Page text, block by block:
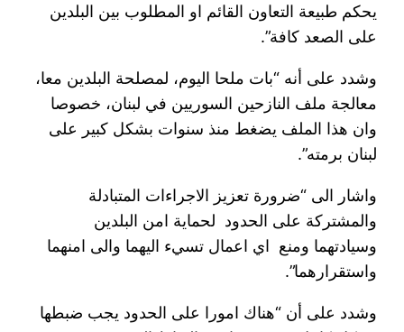
يحكم طبيعة التعاون القائم او المطلوب بين البلدين
على الصعد كافة”.
وشدد على أنه “بات ملحا اليوم، لمصلحة البلدين معا،
معالجة ملف النازحين السوريين في لبنان، خصوصا
وان هذا الملف يضغط منذ سنوات بشكل كبير على
لبنان برمته”.
واشار الى “ضرورة تعزيز الاجراءات المتبادلة
والمشتركة على الحدود لحماية امن البلدين
وسيادتهما ومنع اي اعمال تسيء اليهما والى امنهما
واستقرارهما”.
وشدد على أن “هناك امورا على الحدود يجب ضبطها